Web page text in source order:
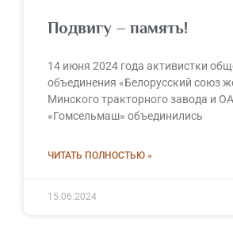
Подвигу – память!
14 июня 2024 года активистки
объединения «Белорусский союз
Минского тракторного завода и
«Гомсельмаш» объединились
ЧИТАТЬ ПОЛНОСТЬЮ »
15.06.2024